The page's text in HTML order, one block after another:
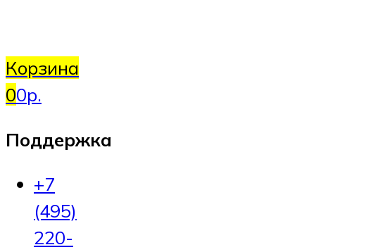
Корзина
00р.
Поддержка
+7
(495)
220-